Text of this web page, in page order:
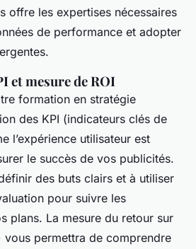
offre les expertises nécessaires
de performance et adopter
et mesure de ROI
formation en stratégie
des KPI (indicateurs clés de
l’expérience utilisateur est
le succès de vos publicités.
des buts clairs et à utiliser
pour suivre les
plans. La mesure du retour sur
vous permettra de comprendre